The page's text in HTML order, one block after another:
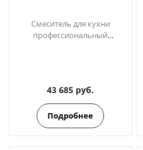
Смеситель для кухни
профессиональный
43 685 руб.
Подробнее